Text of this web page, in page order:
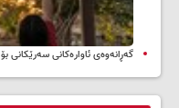
گەڕانەوەی ئاوارەکانی سەرێکانی بۆ ۱۰ی ئاب دواخراوە